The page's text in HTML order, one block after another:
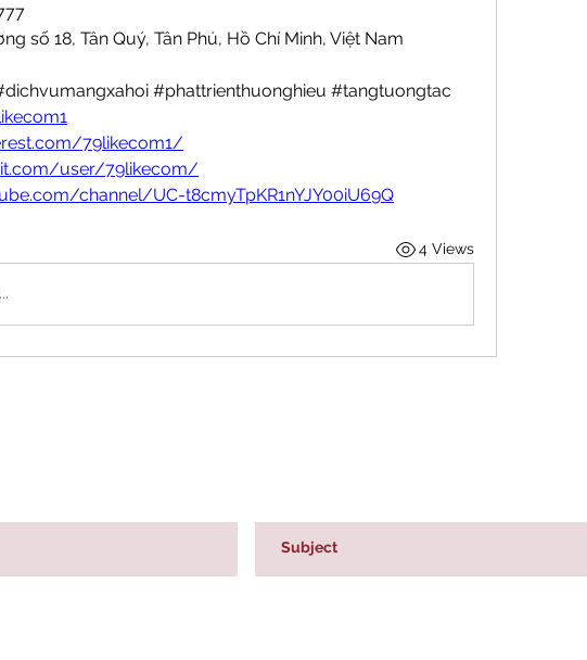
số 18, Tân Quý, Tân Phú, Hồ Chí Minh, Việt Nam
#phattrienthuonghieu #tangtuongtac
79likecom1/
user/79likecom/
channel/UC-t8cmyTpKR1nYJY00iU69Q
4 Views